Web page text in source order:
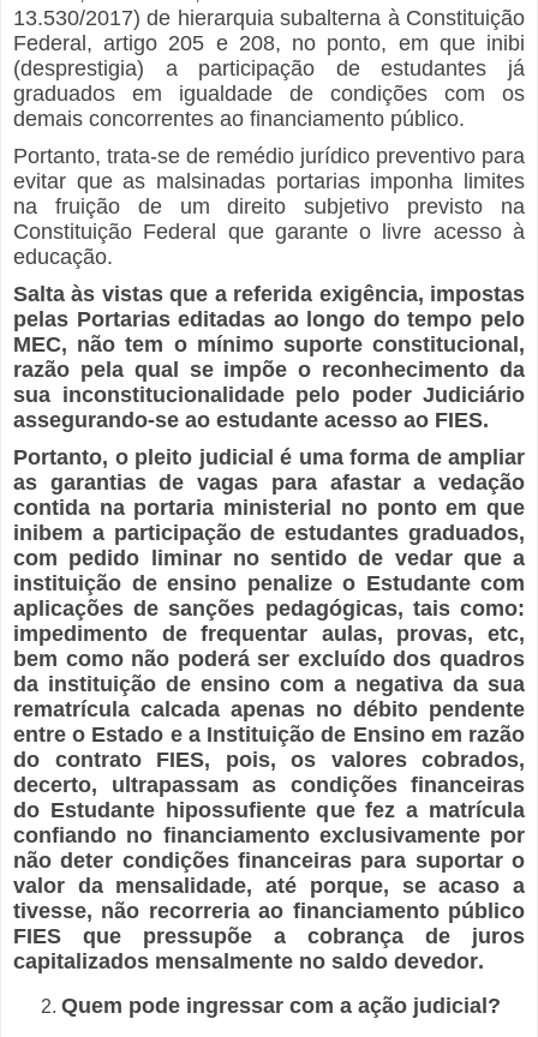
13.530/2017) de hierarquia subalterna à Constituição
Federal, artigo 205 e 208, no ponto, em que inibi
(desprestigia) a participação de estudantes já
graduados em igualdade de condições com os
demais concorrentes ao financiamento público.
Portanto, trata-se de remédio jurídico preventivo para
evitar que as malsinadas portarias imponha limites
na fruição de um direito subjetivo previsto na
Constituição Federal que garante o livre acesso à
educação.
Salta às vistas que a referida exigência, impostas
pelas Portarias editadas ao longo do tempo pelo
MEC, não tem o mínimo suporte constitucional,
razão pela qual se impõe o reconhecimento da
sua inconstitucionalidade pelo poder Judiciário
assegurando-se ao estudante acesso ao FIES.
Portanto, o pleito judicial é uma forma de ampliar
as garantias de vagas para afastar a vedação
contida na portaria ministerial no ponto em que
inibem a participação de estudantes graduados,
com pedido liminar no sentido de vedar que a
instituição de ensino penalize o Estudante com
aplicações de sanções pedagógicas, tais como:
impedimento de frequentar aulas, provas, etc,
bem como não poderá ser excluído dos quadros
da instituição de ensino com a negativa da sua
rematrícula calcada apenas no débito pendente
entre o Estado e a Instituição de Ensino em razão
do contrato FIES, pois, os valores cobrados,
decerto, ultrapassam as condições financeiras
do Estudante hipossufiente que fez a matrícula
confiando no financiamento exclusivamente por
não deter condições financeiras para suportar o
valor da mensalidade, até porque, se acaso a
tivesse, não recorreria ao financiamento público
FIES que pressupõe a cobrança de juros
capitalizados mensalmente no saldo devedor.
Quem pode ingressar com a ação judicial?